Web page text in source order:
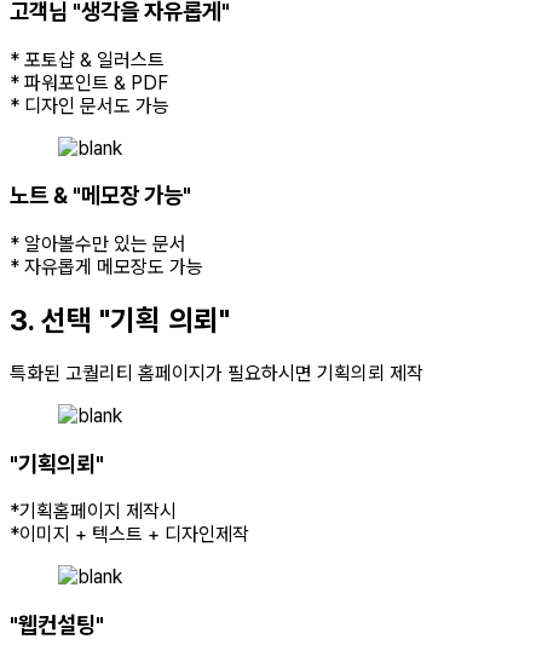
고객님 "생각을 자유롭게"
* 포토샵 & 일러스트
* 파워포인트 & PDF
* 디자인 문서도 가능
노트 & "메모장 가능"
* 알아볼수만 있는 문서
* 자유롭게 메모장도 가능
3. 선택 "기획 의뢰"
특화된 고퀄리티 홈페이지가 필요하시면 기획의뢰 제작
"기획의뢰"
*기획홈페이지 제작시
*이미지 + 텍스트 + 디자인제작
"웹컨설팅"